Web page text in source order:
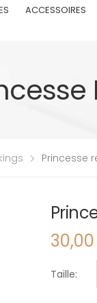
ACCESSOIRES
Princesse
30,00
Taille